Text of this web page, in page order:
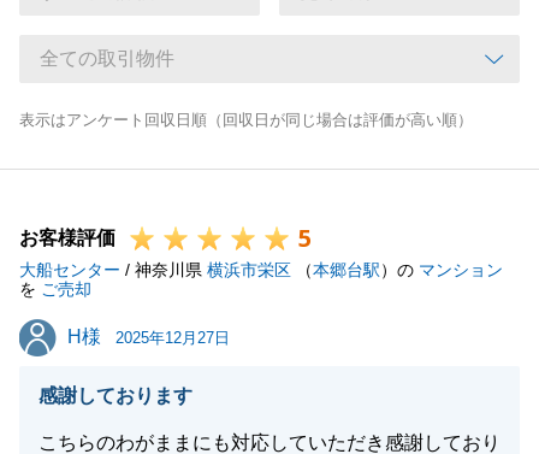
表示はアンケート回収日順（回収日が同じ場合は評価が高い順）
お客様評価 5
大船センター / 神奈川県 横浜市栄区 （本郷台駅）の マンション
を ご売却
H様
H様 2025年12月27日
感謝しております
こちらのわがままにも対応していただき感謝しており